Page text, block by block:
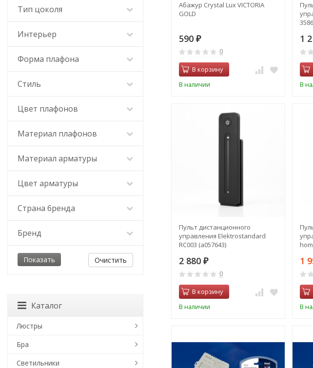
Абажур Crystal Lux VICTORIA
GOLD
590 ₽
0
В корзину
В наличии
1
В
Пульт дистанционного
управления Elektrostandard
RC003 (a057643)
2 880 ₽
0
В корзину
В наличии
1
В
Тип цоколя
Интерьер
Форма плафона
Стиль
Цвет плафонов
Материал плафонов
Материал арматуры
Цвет арматуры
Страна бренда
Бренд
Очистить
Каталог
Люстры
Бра
Светильники